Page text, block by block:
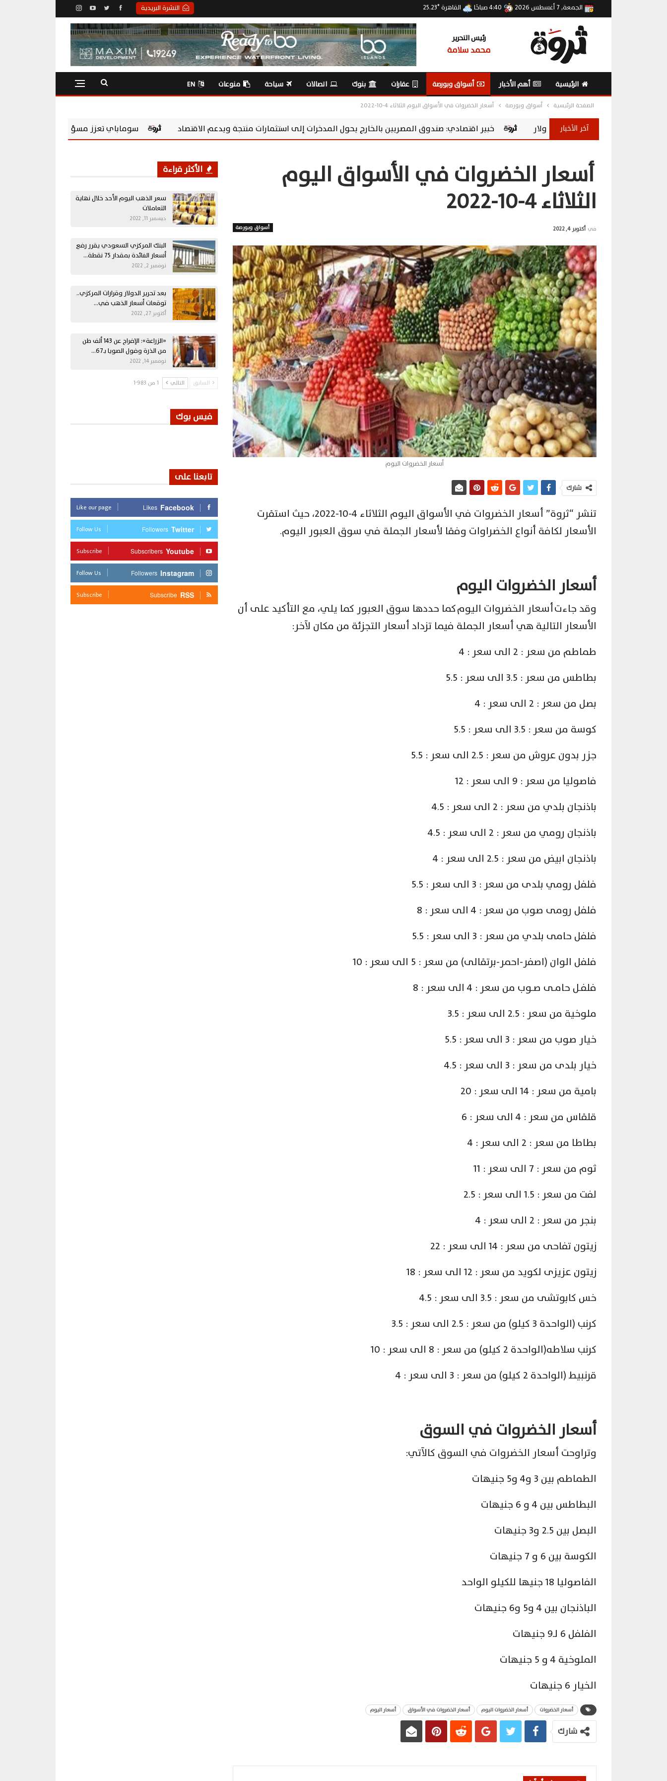
النشرة البريدية الجمعة, 7 أغسطس 2026 القاهرة°
25.23
رئيس التحرير
محمد سلامة
الرئيسية أهم الأخبار أسواق وبورصة عقارات بنوك اتصالات سياحة منوعات EN
الصفحة الرئيسية أسواق وبورصة أسعار الخضروات في الأسواق اليوم الثلاثاء 4-10-2022
آخر الأخبار
خبير اقتصادي: صندوق المصريين بالخارج يحول المدخرات إلى استثمارات منتجة ويدعم الاقتصاد سوماباي تعزز مسؤوليتها المجتمعية بشراكة مع Chevening Scholarships لتمكين الشباب المصري
أسعار الخضروات في الأسواق اليوم
الثلاثاء 4-10-2022
أسواق وبورصة في أكتوبر 4, 2022
أسعار الخضروات اليوم
شارك
تنشر “ثروة” أسعار الخضروات في الأسواق اليوم الثلاثاء 4-10-2022، حيث استقرت
الأسعار لكافة أنواع الخضراوات وفقا لأسعار الجملة في سوق العبور اليوم.
أسعار الخضروات اليوم
وقد جاءت أسعار الخضروات اليوم كما حددها سوق العبور كما يلي، مع التأكيد على أن
الأسعار التالية هي أسعار الجملة فيما تزداد أسعار التجزئة من مكان لآخر:
طماطم من سعر : 2 الى سعر : 4
بطاطس من سعر : 3.5 الى سعر : 5.5
بصل من سعر : 2 الى سعر : 4
كوسة من سعر : 3.5 الى سعر : 5.5
جزر بدون عروش من سعر : 2.5 الى سعر : 5.5
فاصوليا من سعر : 9 الى سعر : 12
باذنجان بلدي من سعر : 2 الى سعر : 4.5
باذنجان رومي من سعر : 2 الى سعر : 4.5
باذنجان ابيض من سعر : 2.5 الى سعر : 4
فلفل رومي بلدى من سعر : 3 الى سعر : 5.5
فلفل رومى صوب من سعر : 4 الى سعر : 8
فلفل حامى بلدي من سعر : 3 الى سعر : 5.5
فلفل الوان (اصفر-احمر-برتقالى) من سعر : 5 الى سعر : 10
فلفـل حامـى صـوب من سعر : 4 الى سعر : 8
ملوخية من سعر : 2.5 الى سعر : 3.5
خيار صوب من سعر : 3 الى سعر : 5.5
خيار بلدى من سعر : 3 الى سعر : 4.5
بامية من سعر : 14 الى سعر : 20
قلقاس من سعر : 4 الى سعر : 6
بطاطا من سعر : 2 الى سعر : 4
ثوم من سعر : 7 الى سعر : 11
لفت من سعر : 1.5 الى سعر : 2.5
بنجر من سعر : 2 الى سعر : 4
زيتون تفاحى من سعر : 14 الى سعر : 22
زيتون عزيزى لكويد من سعر : 12 الى سعر : 18
خس كابوتشى من سعر : 3.5 الى سعر : 4.5
كرنب (الواحدة 3 كيلو) من سعر : 2.5 الى سعر : 3.5
كرنب سلاطه(الواحدة 2 كيلو) من سعر : 8 الى سعر : 10
قرنبيط (الواحدة 2 كيلو) من سعر : 3 الى سعر : 4
أسعار الخضروات في السوق
وتراوحت أسعار الخضروات في السوق كالآتي:
الطماطم بين 3 و4 و5 جنيهات
البطاطس بين 4 و 6 جنيهات
البصل بين 2.5 و3 جنيهات
الكوسة بين 6 و 7 جنيهات
الفاصوليا 18 جنيها للكيلو الواحد
الباذنجان بين 4 و5 و6 جنيهات
الفلفل 6 لـ9 جنيهات
الملوخية 4 و 5 جنيهات
الخيار 6 جنيهات
أسعار الخضروات أسعار الخضروات اليوم أسعار الخضروات في الأسواق أسعار اليوم
شارك
الأكثر قراءة
سعر الذهب اليوم الأحد خلال نهاية
التعاملات
ديسمبر 11, 2022
البنك المركزي السعودي يقرر رفع
أسعار الفائدة بمقدار 75 نقطة…
نوفمبر 2, 2022
بعد تحرير الدولار وقرارات المركزي..
توقعات أسعار الذهب في…
أكتوبر 27, 2022
«الزراعة»: الإفراج عن 143 ألف طن
من الذرة وفول الصويا بـ67…
نوفمبر 14, 2022
السابق التالي 1 من 1٬983
فيس بوك
تابعنا على
Facebook
Likes
Like our page
Twitter
Followers
Follow Us
Youtube
Subscribers
Subscribe
Instagram
Followers
Follow Us
RSS
Subscribe
Subscribe